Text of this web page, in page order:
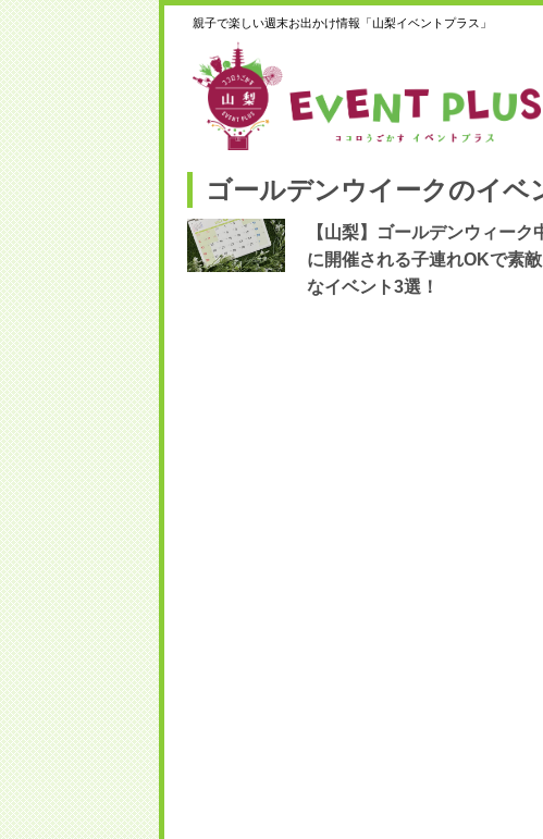
親子で楽しい週末お出かけ情報「山梨イベントプラス」
ゴールデンウイークのイベ
【山梨】ゴールデンウィーク
に開催される子連れOKで素敵
なイベント3選！